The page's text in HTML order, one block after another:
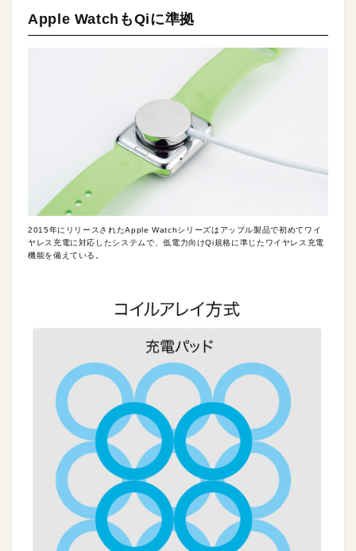
Apple WatchもQiに準拠
2015年にリリースされたApple Watchシリーズはアップル製品で初めてワイ
ヤレス充電に対応したシステムで、低電力向けQi規格に準じたワイヤレス充電
機能を備えている。